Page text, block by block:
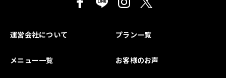
運営会社について プラン一覧
メニュー一覧 お客様のお声